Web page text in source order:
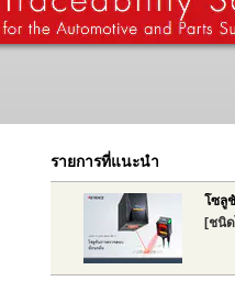
รายการที่แนะนำ
โซลู
[ชนิ